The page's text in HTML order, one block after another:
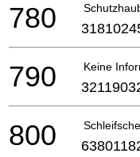
780
Keine
790
800